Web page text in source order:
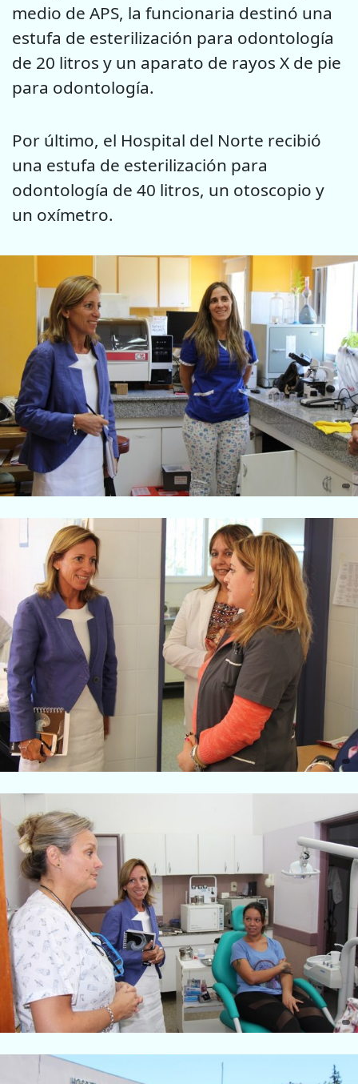
medio de APS, la funcionaria destinó una
estufa de esterilización para odontología
de 20 litros y un aparato de rayos X de pie
para odontología.
Por último, el Hospital del Norte recibió
una estufa de esterilización para
odontología de 40 litros, un otoscopio y
un oxímetro.